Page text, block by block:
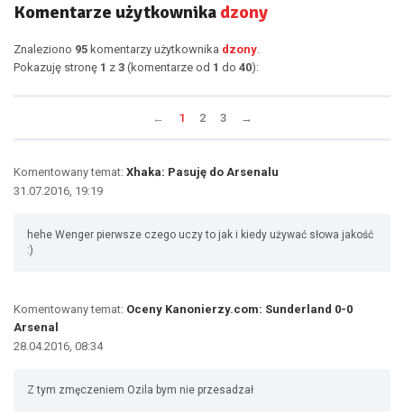
Komentarze użytkownika dzony
Znaleziono 95 komentarzy użytkownika dzony.
Pokazuję stronę 1 z 3 (komentarze od 1 do 40):
← 1 2 3 →
Komentowany temat: Xhaka: Pasuję do Arsenalu
31.07.2016, 19:19
hehe Wenger pierwsze czego uczy to jak i kiedy używać słowa jakość
:)
Komentowany temat: Oceny Kanonierzy.com: Sunderland 0-0
Arsenal
28.04.2016, 08:34
Z tym zmęczeniem Ozila bym nie przesadzał